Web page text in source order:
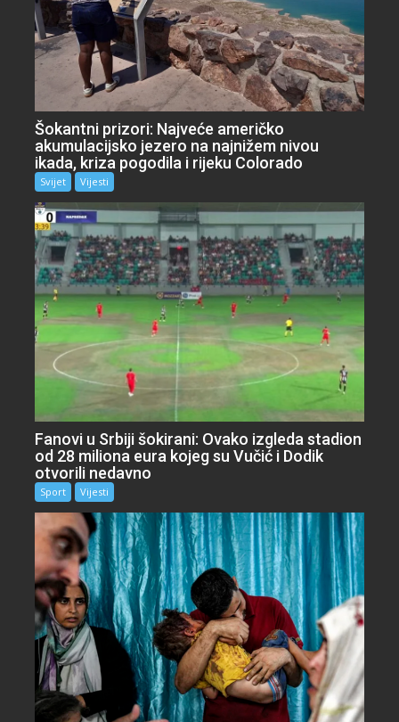
Šokantni prizori: Najveće američko
akumulacijsko jezero na najnižem nivou
ikada, kriza pogodila i rijeku Colorado
Svijet Vijesti
Fanovi u Srbiji šokirani: Ovako izgleda stadion
od 28 miliona eura kojeg su Vučić i Dodik
otvorili nedavno
Sport Vijesti